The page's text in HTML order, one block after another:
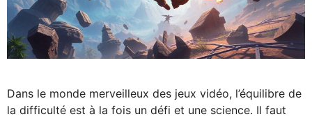
Dans le monde merveilleux des jeux vidéo, l’équilibre de
la difficulté est à la fois un défi et une science. Il faut